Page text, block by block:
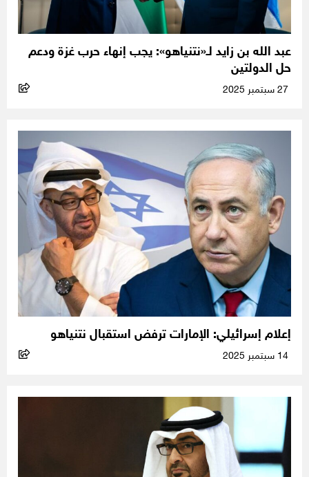
عبد الله بن زايد لـ«نتنياهو»: يجب إنهاء حرب غزة ودعم
حل الدولتين
إعلام إسرائيلي: الإمارات ترفض استقبال نتنياهو